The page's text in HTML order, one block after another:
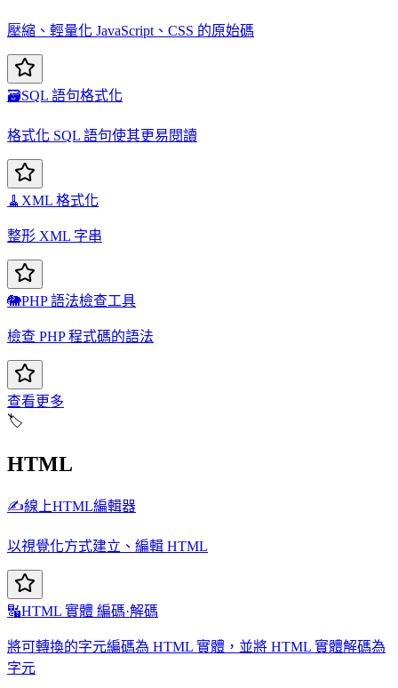
壓縮、輕量化 JavaScript、CSS 的原始碼
🗃️SQL 語句格式化
格式化 SQL 語句使其更易閱讀
🧹 XML 格式化
整形 XML 字串
🐘PHP 語法檢查工具
檢查 PHP 程式碼的語法
查看更多
🏷️
HTML
✍️線上HTML編輯器
以視覺化方式建立、編輯 HTML
🔣HTML 實體 編碼·解碼
將可轉換的字元編碼為 HTML 實體，並將 HTML 實體解碼為
字元